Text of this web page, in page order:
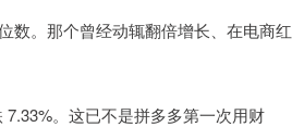
数。那个曾经动辄翻倍增长、在电商红
。这已不是拼多多第一次用财